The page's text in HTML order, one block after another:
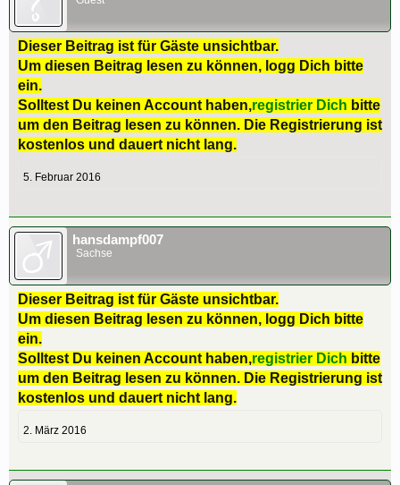
Dieser Beitrag ist für Gäste unsichtbar.
Um diesen Beitrag lesen zu können, logg Dich bitte
ein.
Solltest Du keinen Account haben,registrier Dich bitte
um den Beitrag lesen zu können. Die Registrierung ist
kostenlos und dauert nicht lang.
5. Februar 2016
hansdampf007
Sachse
Dieser Beitrag ist für Gäste unsichtbar.
Um diesen Beitrag lesen zu können, logg Dich bitte
ein.
Solltest Du keinen Account haben,registrier Dich bitte
um den Beitrag lesen zu können. Die Registrierung ist
kostenlos und dauert nicht lang.
2. März 2016